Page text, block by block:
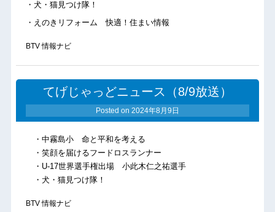
・犬・猫見つけ隊！
・えのきリフォーム 快適！住まい情報
BTV 情報ナビ
てげじゃっどニュース（8/9放送）
Posted on 2024年8月9日
・中霧島小 命と平和を考える
・笑顔を届けるフードロスランナー
・U-17世界選手権出場 小此木仁之祐選手
・犬・猫見つけ隊！
BTV 情報ナビ